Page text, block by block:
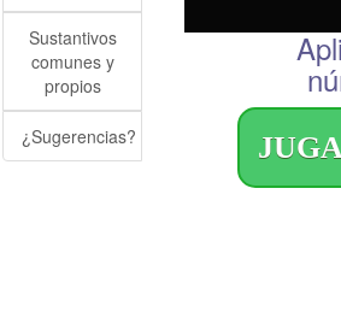
Sustantivos
comunes y
propios
¿Sugerencias?